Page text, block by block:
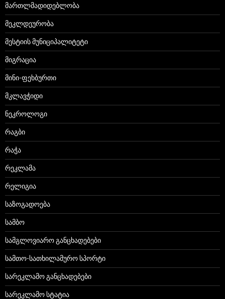
მართლმადიდებლობა
მეკლდეურობა
მესტიის მუნიციპალიტეტი
მიგრაცია
მინი-ფეხბურთი
მკლავჭიდი
ნეკროლოგი
რაგბი
რაჭა
რეკლამა
რელიგია
საზოგადოება
სამბო
სამგლოვიარო განცხადებები
სამთო-სათხილამურო სპორტი
სარეკლამო განცხადებები
სარეკლამო სტატია